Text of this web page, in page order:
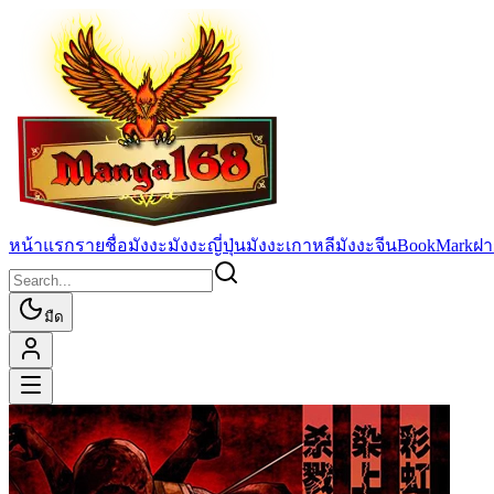
หน้าแรกรายชื่อมังงะมังงะญี่ปุ่นมังงะเกาหลีมังงะจีนBookMarkฝ
มืด